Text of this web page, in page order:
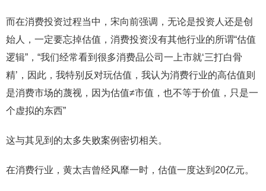
而在消费投资过程当中，宋向前强调，无论是投资人还是创
始人，一定要忘掉估值，消费投资没有其他行业的所谓“估值
逻辑”，“我们经常看到很多消费品公司一上市就‘三打白骨
精’，因此，我特别反对玩估值，我认为消费行业的高估值则
是消费市场的蔑视，因为估值≠市值，也不等于价值，只是一
个虚拟的东西”
这与其见到的太多失败案例密切相关。
在消费行业，黄太吉曾经风靡一时，估值一度达到20亿元。